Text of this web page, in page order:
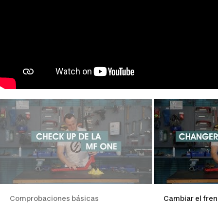
Comprobaciones básicas Cambiar el